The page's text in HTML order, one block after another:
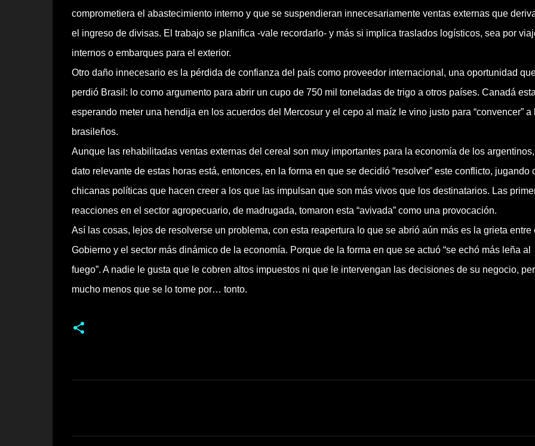
comprometiera el abastecimiento interno y que se suspendieran innecesariamente ventas externas que
el ingreso de divisas. El trabajo se planifica -vale recordarlo- y más si implica traslados logísticos, sea por
internos o embarques para el exterior.
Otro daño innecesario es la pérdida de confianza del país como proveedor internacional, una oportunidad
perdió Brasil: lo como argumento para abrir un cupo de 750 mil toneladas de trigo a otros países. Canadá
esperando meter una hendija en los acuerdos del Mercosur y el cepo al maíz le vino justo para “convencer” a
brasileños.
Aunque las rehabilitadas ventas externas del cereal son muy importantes para la economía de los argentinos,
dato relevante de estas horas está, entonces, en la forma en que se decidió “resolver” este conflicto, jugando
chicanas políticas que hacen creer a los que las impulsan que son más vivos que los destinatarios. Las
reacciones en el sector agropecuario, de madrugada, tomaron esta “avivada” como una provocación.
Así las cosas, lejos de resolverse un problema, con esta reapertura lo que se abrió aún más es la grieta entre
Gobierno y el sector más dinámico de la economía. Porque de la forma en que se actuó “se echó más leña al
fuego”. A nadie le gusta que le cobren altos impuestos ni que le intervengan las decisiones de su negocio,
mucho menos que se lo tome por… tonto.